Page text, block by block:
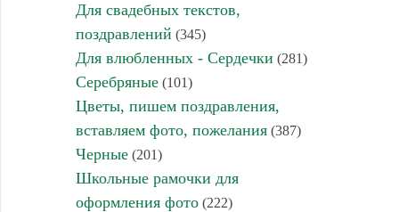
Для свадебных текстов,
поздравлений (345)
Для влюбленных - Сердечки (281)
Серебряные(101)
Цветы, пишем поздравления,
вставляем фото, пожелания(387)
Черные(201)
Школьные рамочки для
оформления фото(222)